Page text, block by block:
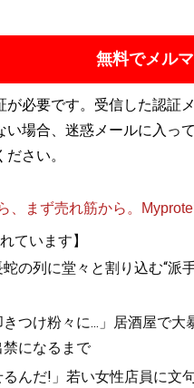
無料でメル
必要です。受信した認証
場合、迷惑メールに入っ
さい。
、まず売れ筋から。
ています】
の列に堂々と割り込む“派
つけ粉々に...」居酒屋で大
になるまで
んだ!」若い女性店員に文